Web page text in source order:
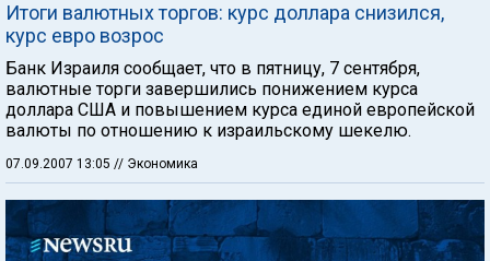
Итоги валютных торгов: курс доллара снизился,
курс евро возрос
Банк Израиля сообщает, что в пятницу, 7 сентября,
валютные торги завершились понижением курса
доллара США и повышением курса единой европейской
валюты по отношению к израильскому шекелю.
07.09.2007 13:05 // Экономика